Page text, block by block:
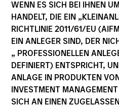
WENN ES SICH BEI IHNEN
HANDELT, DIE EIN
RICHTLINIE 2011/61/EU
EIN ANLEGER SIND, DER
„ PROFESSIONELLEN
DEFINIERT) ENTSPRICHT,
ANLAGE IN PRODUKTEN
INVESTMENT
SICH AN EINEN
Alle
252of252Ergebnissen